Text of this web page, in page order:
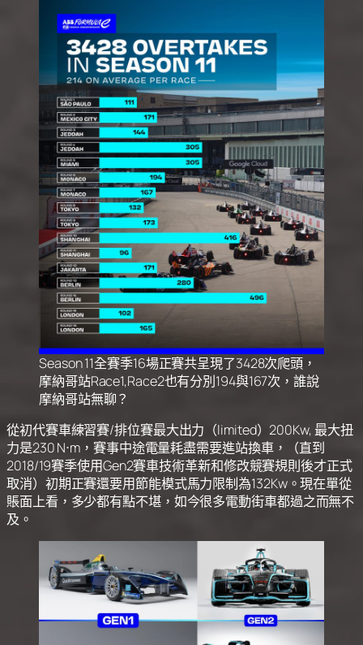
Season 11全賽季16場正賽共呈現了3428次爬頭，
摩納哥站Race1,Race2也有分別194與167次，誰說
摩納哥站無聊？
從初代賽車練習賽/排位賽最大出力（limited）200Kw, 最大扭
力是230 N⋅m，賽事中途電量耗盡需要進站換車，（直到
2018/19賽季使用Gen2賽車技術革新和修改競賽規則後才正式
取消）初期正賽還要用節能模式馬力限制為132Kw。現在單從
賬面上看，多少都有點不堪，如今很多電動街車都過之而無不
及。